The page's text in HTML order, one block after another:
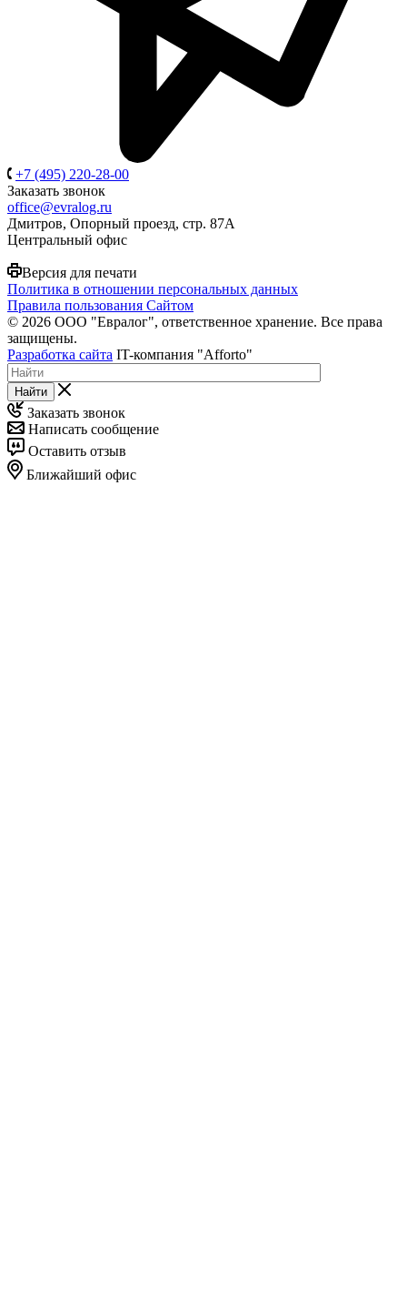
+7 (495) 220-28-00
Заказать звонок
office@evralog.ru
Дмитров, Опорный проезд, стр. 87А
Центральный офис
Версия для печати
Политика в отношении персональных данных
Правила пользования Сайтом
© 2026 ООО "Евралог", ответственное хранение. Все права
защищены.
Разработка сайта IT-компания "Afforto"
Найти
Заказать звонок
Написать сообщение
Оставить отзыв
Ближайший офис